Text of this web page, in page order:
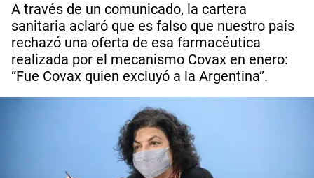
A través de un comunicado, la cartera
sanitaria aclaró que es falso que nuestro país
rechazó una oferta de esa farmacéutica
realizada por el mecanismo Covax en enero:
“Fue Covax quien excluyó a la Argentina”.